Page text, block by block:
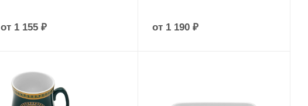
от 1 155 ₽ от 1 190 ₽